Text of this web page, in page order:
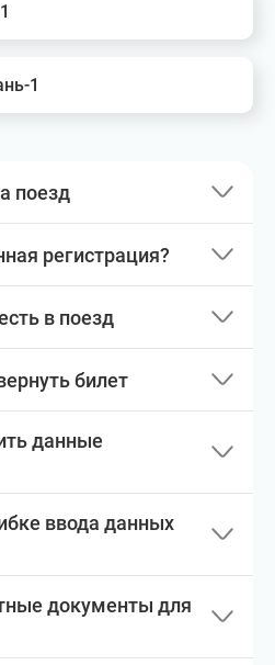
1
поезд
регистрация?
в поезд
билет
данные
ввода данных
документы для